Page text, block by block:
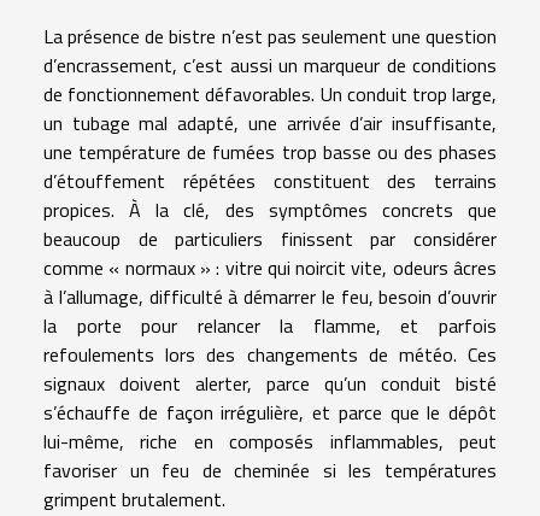
La présence de bistre n’est pas seulement une question
d’encrassement, c’est aussi un marqueur de conditions
de fonctionnement défavorables. Un conduit trop large,
un tubage mal adapté, une arrivée d’air insuffisante,
une température de fumées trop basse ou des phases
d’étouffement répétées constituent des terrains
propices. À la clé, des symptômes concrets que
beaucoup de particuliers finissent par considérer
comme « normaux » : vitre qui noircit vite, odeurs âcres
à l’allumage, difficulté à démarrer le feu, besoin d’ouvrir
la porte pour relancer la flamme, et parfois
refoulements lors des changements de météo. Ces
signaux doivent alerter, parce qu’un conduit bisté
s’échauffe de façon irrégulière, et parce que le dépôt
lui-même, riche en composés inflammables, peut
favoriser un feu de cheminée si les températures
grimpent brutalement.